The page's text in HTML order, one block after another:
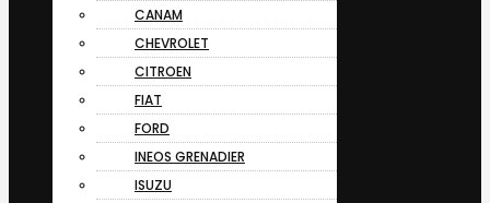
CANAM
CHEVROLET
CITROEN
FIAT
FORD
INEOS GRENADIER
ISUZU